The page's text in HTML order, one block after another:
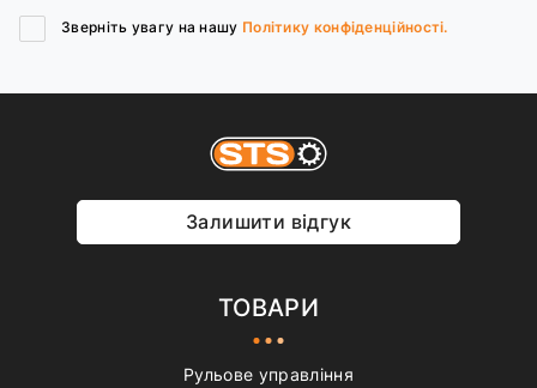
Зверніть увагу на нашу Політику конфіденційності.
Залишити відгук
ТОВАРИ
Рульове управління